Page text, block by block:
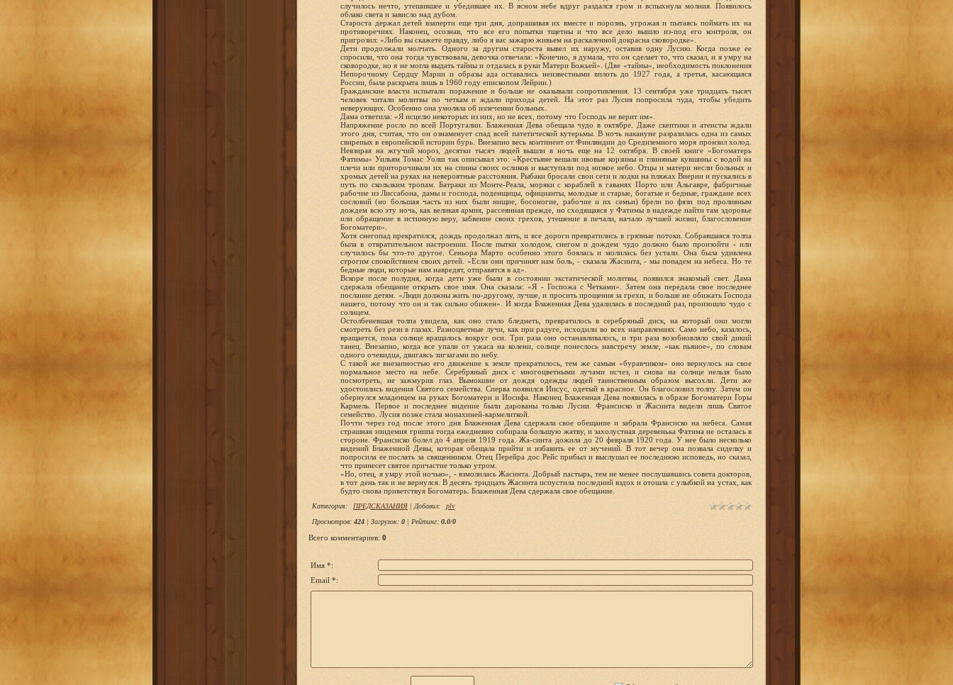
случилось нечто, утешившее и убедившее их. В ясном небе вдруг раздался гром и вспыхнула молния. Появилось
облако света и зависло над дубом.
Староста держал детей взаперти еще три дня, допрашивая их вместе и порознь, угрожая и пытаясь поймать их на
противоречиях. Наконец, осознав, что все его попытки тщетны и что все дело вышло из-под его контроля, он
пригрозил: «Либо вы скажете правду, либо я вас зажарю живьем на раскаленной докрасна сковородке».
Дети продолжали молчать. Одного за другим староста вывел их наружу, оставив одну Лусию. Когда позже ее
спросили, что она тогда чувствовала, девочка отвечала: «Конечно, я думала, что он сделает то, что сказал, и я умру на
сковородке, но я не могла выдать тайны и отдалась в руки Матери Божьей». (Две «тайны», необходимость поклонения
Непорочному Сердцу Марии и образы ада оставались неизвестными вплоть до 1927 года, а третья, касающаяся
России, была раскрыта лишь в 1960 году епископом Лейрии.)
Гражданские власти испытали поражение и больше не оказывали сопротивления. 13 сентября уже тридцать тысяч
человек читали молитвы по четкам и ждали прихода детей. На этот раз Лусия попросила чуда, чтобы убедить
неверующих. Особенно она умоляла об излечении больных.
Дама ответила: «Я исцелю некоторых из них, но не всех, потому что Господь не верит им».
Напряжение росло по всей Португалии. Блаженная Дева обещала чудо в октябре. Даже скептики и атеисты ждали
этого дня, считая, что он ознаменует спад всей патетической кутерьмы. В ночь накануне разразилась одна из самых
свирепых в европейской истории бурь. Внезапно весь континент от Финляндии до Средиземного моря пронзил холод.
Невзирая на жгучий мороз, десятки тысяч людей вышли в ночь еще на 12 октября. В своей книге «Богоматерь
Фатимы» Уильям Томас Уолш так описывал это: «Крестьяне вешали ивовые корзины и глиняные кувшины с водой на
плечи или приторочивали их на спины своих осликов и выступали под низкое небо. Отцы и матери несли больных и
хромых детей на руках на невероятные расстояния. Рыбаки бросали свои сети и лодки на пляжах Виерии и пускались в
путь по скользким тропам. Батраки из Монте-Реала, моряки с кораблей в гаванях Порто или Альгавре, фабричные
рабочие из Лиссабона, дамы и господа, поденщицы, официанты, молодые и старые, богатые и бедные, граждане всех
сословий (но большая часть из них были нищие, босоногие, рабочие и их семьи) брели по фязи под проливным
дождем всю эту ночь, как великая армия, рассеянная прежде, но сходящаяся у Фатимы в надежде найти там здоровье
или обращение в истинную веру, забвение своих грехов, утешение в печали, начало лучшей жизни, благословение
Богоматери».
Хотя снегопад прекратился, дождь продолжал лить, и все дороги превратились в грязные потоки. Собравшаяся толпа
была в отвратительном настроении. После пытки холодом, снегом и дождем чудо должно было произойти - или
случилось бы что-то другое. Сеньора Марто особенно этого боялась и молилась без устали. Она была удивлена
строгим спокойствием своих детей. «Если они причинят нам боль, - сказала Жасинта, - мы попадем на небеса. Но те
бедные люди, которые нам навредят, отправятся в ад».
Вскоре после полудня, когда дети уже были в состоянии экстатической молитвы, появился знакомый свет. Дама
сдержала обещание открыть свое имя. Она сказала: «Я - Госпожа с Четками». Затем она передала свое последнее
послание детям. «Люди должны жить по-другому, лучше, и просить прощения за грехи, и больше не обижать Господа
нашего, потому что он и так сильно обижен». И когда Блаженная Дева удалилась в последний раз, произошло чудо с
солнцем.
Остолбеневшая толпа увидела, как оно стало бледнеть, превратилось в серебряный диск, на который они могли
смотреть без рези в глазах. Разноцветные лучи, как при радуге, исходили во всех направлениях. Само небо, казалось,
вращается, пока солнце вращалось вокруг оси. Три раза оно останавливалось, и три раза возобновляло свой дикий
танец. Внезапно, когда все упали от ужаса на колени, солнце понеслось навстречу земле, «как пьяное», по словам
одного очевидца, двигаясь зигзагами по небу.
С такой же внезапностью его движение к земле прекратилось, тем же самым «буравчиком» оно вернулось на свое
нормальное место на небе. Серебряный диск с многоцветными лучами исчез, и снова на солнце нельзя было
посмотреть, не зажмурив глаз. Вымокшие от дождя одежды людей таинственным образом высохли. Дети же
удостоились видения Святого семейства. Сперва появился Иисус, одетый в красное. Он благословил толпу. Затем он
обернулся младенцем на руках Богоматери и Иосифа. Наконец Блаженная Дева появилась в образе Богоматери Горы
Кармель. Первое и последнее видение были дарованы только Лусии. Франсиско и Жасинта видели лишь Святое
семейство. Лусия позже стала монахиней-кармелиткой.
Почти через год после этого дня Блаженная Дева сдержала свое обещание и забрала Франсиско на небеса. Самая
страшная эпидемия гриппа тогда ежедневно собирала большую жатву, и захолустная деревенька Фатима не осталась в
стороне. Франсиско болел до 4 апреля 1919 года. Жа-синта дожила до 20 февраля 1920 года. У нее было несколько
видений Блаженной Девы, которая обещала прийти и избавить ее от мучений. В тот вечер она позвала сиделку и
попросила ее послать за священником. Отец Перейра дос Рейс прибыл и выслушал ее последнюю исповедь, но сказал,
что принесет святое причастие только утром.
«Но, отец, я умру этой ночью», - взмолилась Жасинта. Добрый пастырь, тем не менее послушавшись совета докторов,
в тот день так и не вернулся. В десять тридцать Жасинта испустила последний вздох и отошла с улыбкой на устах, как
будто снова приветствуя Богоматерь. Блаженная Дева сдержала свое обещание.
Категория: ПРЕДСКАЗАНИЯ | Добавил:
plv
Просмотров: 424 | Загрузок: 0 | Рейтинг: 0.0/0
Всего комментариев: 0
Имя *:
Email *: